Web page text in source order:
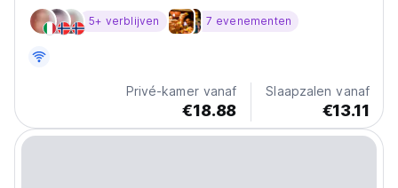
paradijs!
5+ verblijven 7 evenementen
Privé-kamer vanaf
€18.88
Slaapzalen vanaf
€13.11